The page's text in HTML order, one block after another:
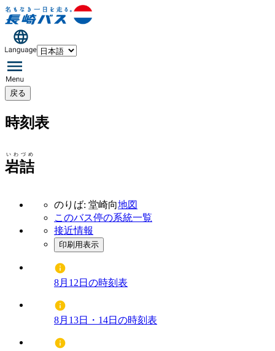
戻る
時刻表
岩詰
いわづめ
のりば: 堂崎向地図
このバス停の系統一覧
接近情報
印刷用表示
8月12日の時刻表
8月13日・14日の時刻表